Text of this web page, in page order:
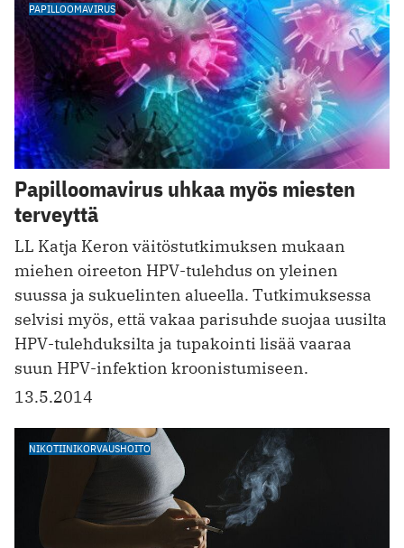
PAPILLOOMAVIRUS
Papilloomavirus uhkaa myös miesten
terveyttä
LL Katja Keron väitöstutkimuksen mukaan
miehen oireeton HPV-tulehdus on yleinen
suussa ja sukuelinten alueella. Tutkimuksessa
selvisi myös, että vakaa parisuhde suojaa uusilta
HPV-tulehduksilta ja tupakointi lisää vaaraa
suun HPV-infektion kroonistumiseen.
13.5.2014
NIKOTIINIKORVAUSHOITO